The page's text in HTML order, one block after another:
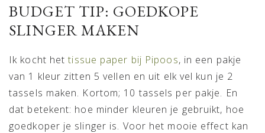
BUDGET TIP: GOEDKOPE
SLINGER MAKEN
Ik kocht hettissue paper bij Pipoos, in een pakje
van 1 kleur zitten 5 vellen en uit elk vel kun je 2
tassels maken. Kortom; 10 tassels per pakje. En
dat betekent: hoe minder kleuren je gebruikt, hoe
goedkoper je slinger is. Voor het mooie effect kan